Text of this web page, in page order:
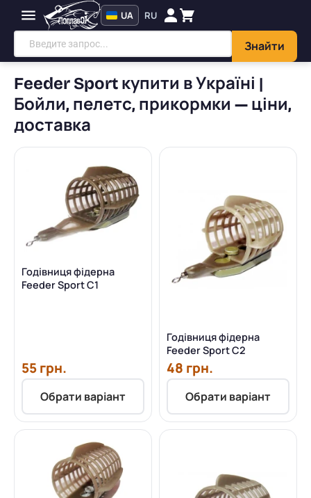
Знайти
UA RU
Feeder Sport купити в Україні |
Бойли, пелетс, прикормки — ціни,
доставка
Годівниця фідерна
Feeder Sport C1
55 грн.
Обрати варіант
Годівниця фідерна
Feeder Sport C2
48 грн.
Обрати варіант